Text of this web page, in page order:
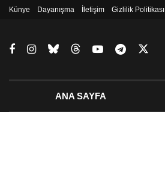
Künye Dayanışma İletişim Gizlilik Politikası
ANA SAYFA